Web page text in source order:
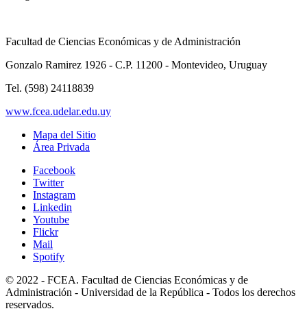
Facultad de Ciencias Económicas y de Administración
Gonzalo Ramirez 1926 - C.P. 11200 - Montevideo, Uruguay
Tel. (598) 24118839
www.fcea.udelar.edu.uy
Mapa del Sitio
Área Privada
Facebook
Twitter
Instagram
Linkedin
Youtube
Flickr
Mail
Spotify
© 2022 - FCEA. Facultad de Ciencias Económicas y de
Administración - Universidad de la República - Todos los derechos
reservados.